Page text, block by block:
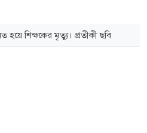
হয়ে শিক্ষকের মৃত্যু। প্রতীকী ছবি